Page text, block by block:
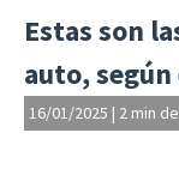
Estas son
auto, según
16/01/2025 | 2 min